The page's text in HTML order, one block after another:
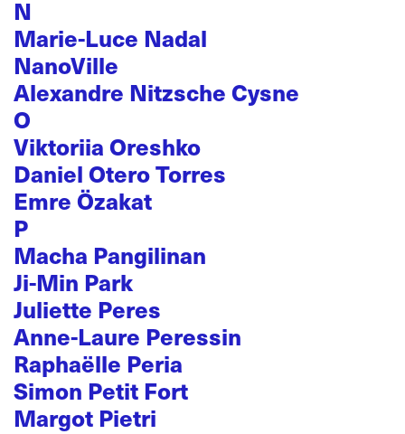
N
Marie-Luce Nadal
NanoVille
Alexandre Nitzsche Cysne
O
Viktoriia Oreshko
Daniel Otero Torres
Emre Özakat
P
Macha Pangilinan
Ji-Min Park
Juliette Peres
Anne-Laure Peressin
Raphaëlle Peria
Simon Petit Fort
Margot Pietri